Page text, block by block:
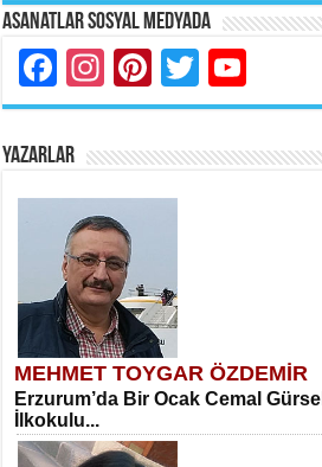
Asanatlar Sosyal Medyada
Facebook
Instagram
Pinterest
Twitter
YAZARLAR
MEHMET TOYGAR ÖZDEMİR
Erzurum’da Bir Ocak Cemal Gürsel
İlkokulu...